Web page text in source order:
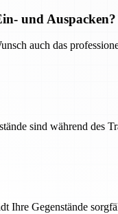
und Auspacken?
auch das
sind während des
Ihre Gegenstände